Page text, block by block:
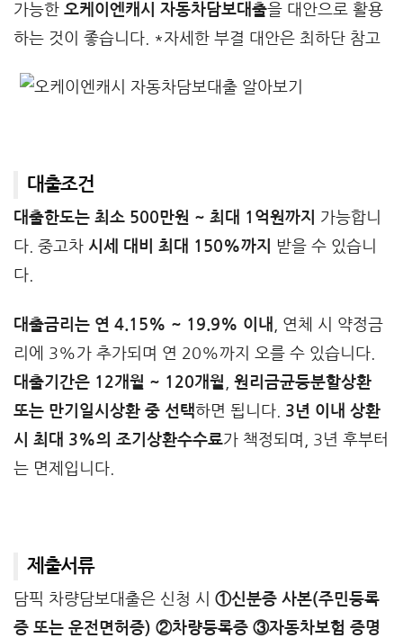
가능한 오케이엔캐시 자동차담보대출을 대안으로 활용
하는 것이 좋습니다. *자세한 부결 대안은 최하단 참고
대출조건
대출한도는 최소 500만원 ~ 최대 1억원까지
가능합니
다. 중고차 시세 대비 최대 150%까지
받을 수 있습니
다.
대출금리는 연 4.15% ~ 19.9% 이내
, 연체 시 약정금
리에 3%가 추가되며 연 20%까지 오를 수 있습니다.
대출기간은 12개월 ~ 120개월
원리금균등분할상환
또는 만기일시상환 중 선택하면 됩니다. 3년 이내 상환
시 최대 3%의 조기상환수수료가 책정되며, 3년 후부터
는 면제입니다.
제출서류
담픽 차량담보대출은 신청 시 ①신분증 사본(주민등록
증 또는 운전면허증) ②차량등록증 ③자동차보험 증명